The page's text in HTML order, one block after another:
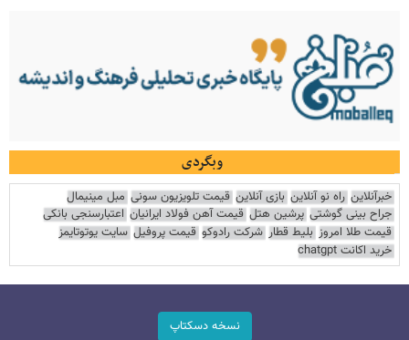
وبگردی
خبرآنلاین راه نو آنلاین بازی آنلاین قیمت تلویزیون سونی مبل مینیمال
جراح بینی گوشتی پرشین هتل قیمت آهن فولاد ایرانیان اعتبارسنجی بانکی
قیمت طلا امروز بلیط قطار شرکت رادوکو قیمت پروفیل سایت یوتوتایمز
خرید اکانت chatgpt
نسخه دسکتاپ